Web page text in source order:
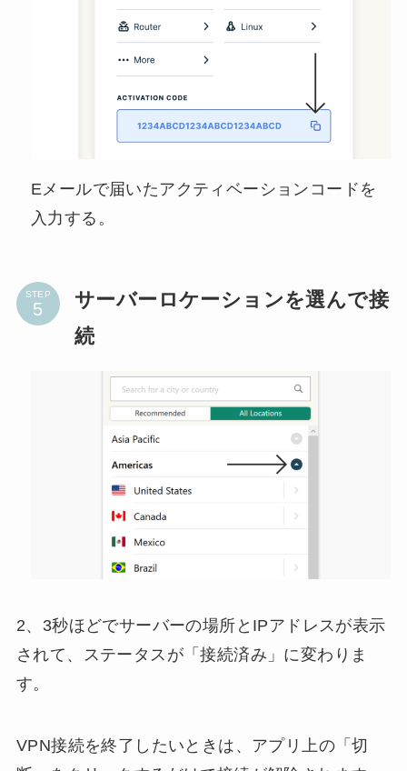
Eメールで届いたアクティベーションコードを
入力する。
STEP
サーバーロケーションを選んで接
続
2、3秒ほどでサーバーの場所とIPアドレスが表示
されて、ステータスが「接続済み」に変わりま
す。
VPN接続を終了したいときは、アプリ上の「切